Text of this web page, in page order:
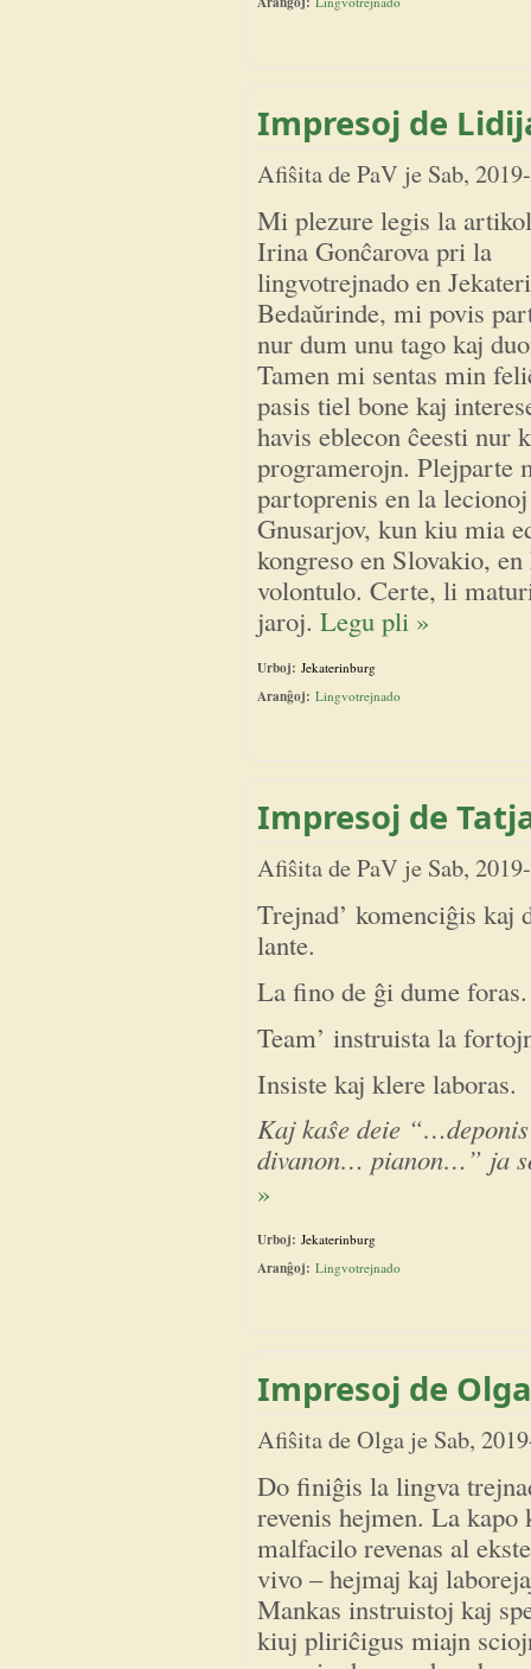
Impresoj de
Afiŝita dePaV je Sab,
Mi plezure legis la
Irina Gonĉarova pri la
lingvotrejnado en
Bedaŭrinde, mi povis
nur dum unu tago kaj
Tamen mi sentas min
pasis tiel bone kaj
havis eblecon ĉeesti nur
programerojn. Plejparte
partoprenis en la
Gnusarjov, kun kiu mia
kongreso en Slovakio,
volontulo. Certe, li
jaroj. Legu pli »
Urboj: Jekaterinburg
Aranĝoj: Lingvotrejnado
Impresoj de
Afiŝita dePaV je Sab,
Trejnad’ komenciĝis kaj
lante.
La fino de ĝi dume foras.
Team’ instruista la
Insiste kaj klere laboras.
Kaj kaŝe deie
divanon… pianon…” ja
»
Urboj: Jekaterinburg
Aranĝoj: Lingvotrejnado
Impresoj de
Afiŝita deOlga je Sab,
Do finiĝis la lingva
revenis hejmen. La kapo
malfacilo revenas al
vivo – hejmaj kaj
Mankas instruistoj kaj
kiuj pliriĉigus miajn